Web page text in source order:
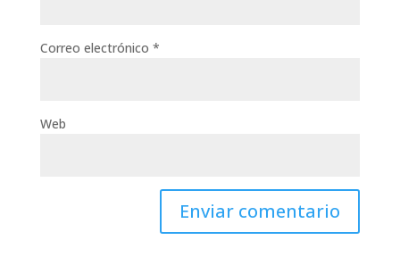
Correo electrónico *
Web